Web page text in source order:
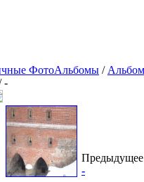
ФотоАльбомы /
-
-